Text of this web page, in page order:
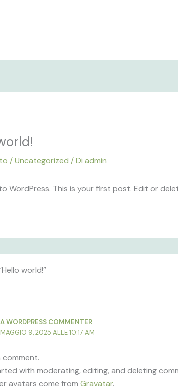
/Uncategorized / Di admin
WordPress. This is your first post. Edit or
world!”
A WORDPRESS COMMENTER
MAGGIO 9, 2025 ALLE 10:17 AM
comment.
with moderating, editing, and deleting
avatars come from Gravatar.